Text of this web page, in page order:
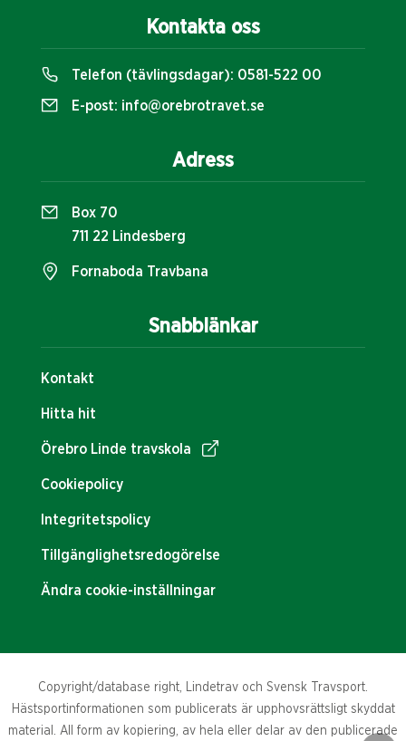
Snabblänkar
Kontakt
Hitta hit
Örebro Linde travskola
Cookiepolicy
Integritetspolicy
Tillgänglighetsredogörelse
Ändra cookie-inställningar
Kontakta oss
Telefon (tävlingsdagar): 0581-522 00
E-post: info@orebrotravet.se
Adress
Box 70
711 22 Lindesberg
Fornaboda Travbana
Copyright/database right, Lindetrav och Svensk Travsport.
Hästsportinformationen som publicerats är upphovsrättsligt skyddat
material. All form av kopiering, av hela eller delar av den publicerade